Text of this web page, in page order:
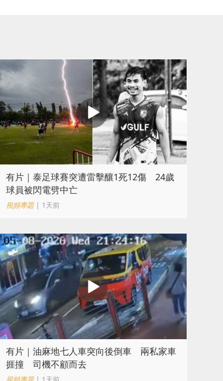
有片｜泰足球賽突遭雷擊釀1死12傷 24歲
球員被閃電劈中亡
視頻專題| 1天前
有片｜油麻地七人車突向後倒車 兩私家車
捱撞 司機不顧而去